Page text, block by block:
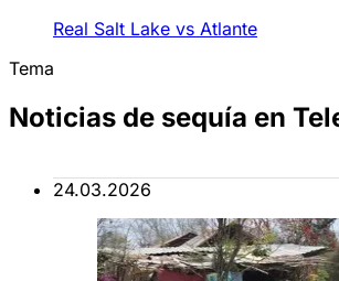
Real Salt Lake vs Atlante
Tema
Noticias de sequía en
24.03.2026